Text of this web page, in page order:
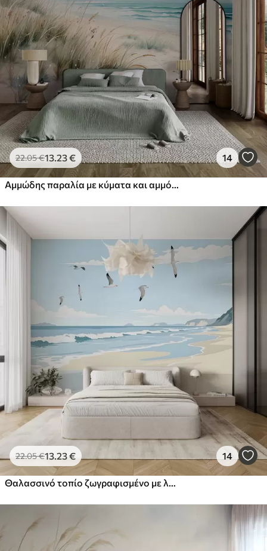
22.05€13.23€ 14
Αμμώδης παραλία με κύματα και αμμόλοφους
22.05€13.23€ 14
Θαλασσινό τοπίο ζωγραφισμένο με λαδομπογιά